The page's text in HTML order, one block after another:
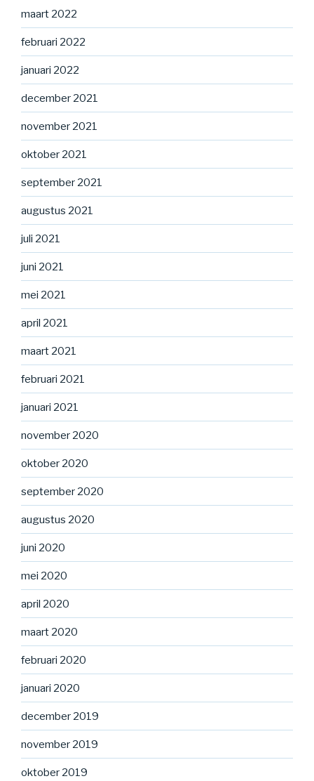
maart 2022
februari 2022
januari 2022
december 2021
november 2021
oktober 2021
september 2021
augustus 2021
juli 2021
juni 2021
mei 2021
april 2021
maart 2021
februari 2021
januari 2021
november 2020
oktober 2020
september 2020
augustus 2020
juni 2020
mei 2020
april 2020
maart 2020
februari 2020
januari 2020
december 2019
november 2019
oktober 2019